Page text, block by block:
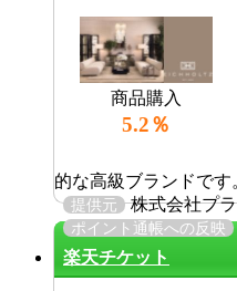
商品購入
5.2％
的な高級ブランドです
提供元 株式会社プ
ポイント通帳への反映
楽天チケット